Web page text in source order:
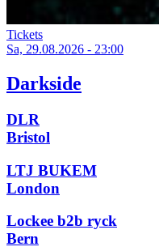
Tickets
Sa, 29.08.2026 - 23:00
Darkside
DLR
Bristol
LTJ BUKEM
London
Lockee b2b ryck
Bern